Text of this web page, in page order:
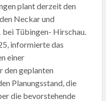
plant derzeit den
Neckar und
Tübingen- Hirschau.
informierte das
einer
den geplanten
Planungsstand, die
die bevorstehende